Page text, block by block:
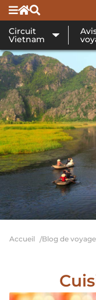
Circuit
Vietnam
Accueil Blog de voyage